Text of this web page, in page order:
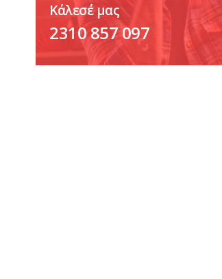
Κάλεσέ μας
2310 857 097